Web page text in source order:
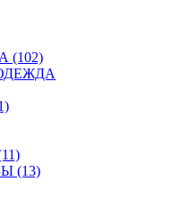
(102)
(13)